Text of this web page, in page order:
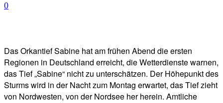
0
Das Orkantief Sabine hat am frühen Abend die ersten
Regionen in Deutschland erreicht, die Wetterdienste warnen,
das Tief „Sabine“ nicht zu unterschätzen. Der Höhepunkt des
Sturms wird in der Nacht zum Montag erwartet, das Tief zieht
von Nordwesten, von der Nordsee her herein. Amtliche